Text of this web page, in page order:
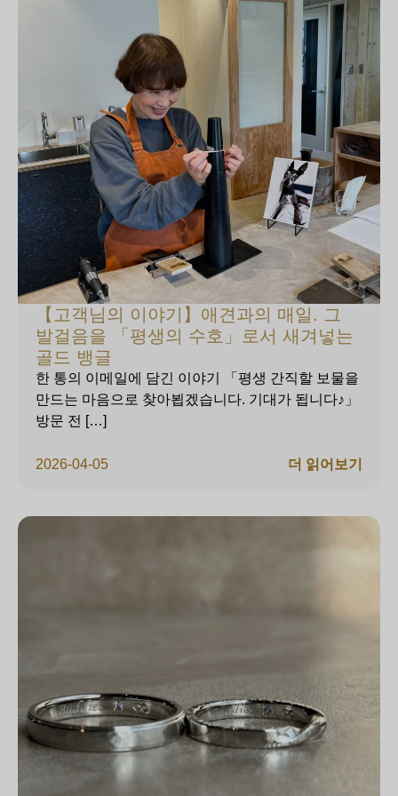
【고객님의 이야기】애견과의 매일. 그
발걸음을 「평생의 수호」로서 새겨넣는
골드 뱅글
2026-04-05
한 통의 이메일에 담긴 이야기 「평생 간직할 보물을
만드는 마음으로 찾아뵙겠습니다. 기대가 됩니다♪」
방문 전 […]
더 읽어보기